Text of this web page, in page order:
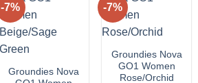
-7%
Wunschliste!
Groundies Nova
-7%
Wunschliste!
Groundies Nova
GO1 Women
Rose/Orchid